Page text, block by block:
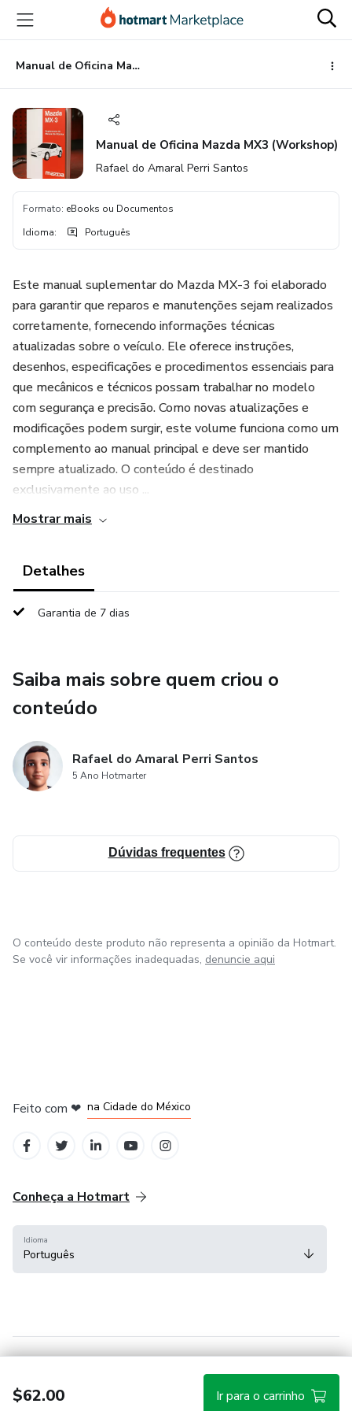
para
conteúdo
principal
para
pagamento
para
rodapé
Manual de Oficina Mazda MX3 (Workshop)
Manual de Oficina Mazda MX3 (Workshop)
Rafael do Amaral Perri Santos
Formato: eBooks ou Documentos
Idioma: Português
Este manual suplementar do Mazda MX-3 foi elaborado
para garantir que reparos e manutenções sejam realizados
corretamente, fornecendo informações técnicas
atualizadas sobre o veículo. Ele oferece instruções,
desenhos, especificações e procedimentos essenciais para
que mecânicos e técnicos possam trabalhar no modelo
com segurança e precisão. Como novas atualizações e
modificações podem surgir, este volume funciona como um
complemento ao manual principal e deve ser mantido
sempre atualizado. O conteúdo é destinado
exclusivamente ao uso ...
Mostrar mais
Detalhes
Garantia de 7 dias
Saiba mais sobre quem criou o
conteúdo
Rafael do Amaral Perri Santos
5 Ano Hotmarter
Dúvidas frequentes
$62.00 Ir para o carrinho
O conteúdo deste produto não representa a opinião da Hotmart.
Se você vir informações inadequadas, denuncie aqui
Feito com ❤ na Cidade do México
Conheça a Hotmart
Idioma
Português